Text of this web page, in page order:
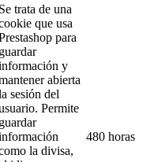
Se trata de una
que usa
para
guardar
y
abierta
sesión del
Permite
guardar
la divisa,
480 horas